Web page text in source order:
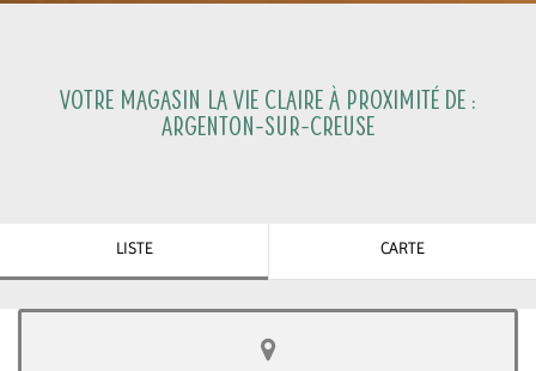
Votre magasin La Vie Claire à proximité de :
Argenton-sur-Creuse
LISTE CARTE